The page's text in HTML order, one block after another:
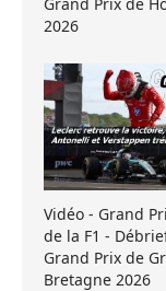
2026
Vidéo - Grand
de la F1 -
Grand Prix de
Bretagne 2026